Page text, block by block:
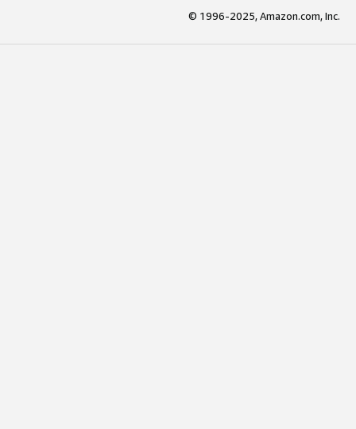
© 1996-2025, Amazon.com, Inc.